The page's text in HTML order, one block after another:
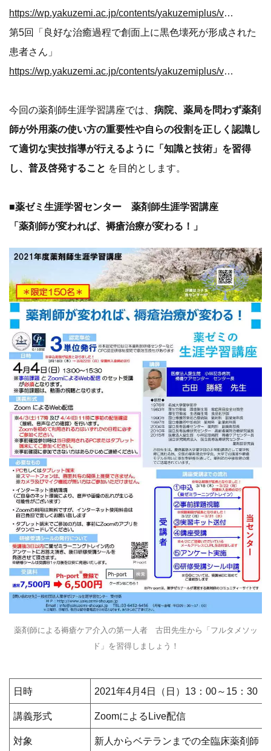
https://wp.yakuzemi.ac.jp/contents/yakuzemiplus/vol51/book/html5.html#page=33
第5回「良好な治癒過程で創面上に黒色壊死が形成された
患者さん」
https://wp.yakuzemi.ac.jp/contents/yakuzemiplus/vol52/book/html5.html#page=31
今回の薬剤師生涯学習講座では、 病院、薬局を問わず薬剤
師が外用薬の使い方の重要性や自らの役割を正しく認識し
て適切な実技指導が行えるように「知識と技術」を習得
し、普及啓発すること を目的とします。
■薬ゼミ生涯学習センター 薬剤師生涯学習講座
「薬剤師が変われば、褥瘡治療が変わる！」
薬剤師による褥瘡ケア介入の第一人者 古田先生から「フルタメソッ
ド」を習得しましょう！
日時 2021年4月4日（日）13：00～15：30
講義形式 ZoomによるLive配信
対象 新人からベテランまでの全臨床薬剤師